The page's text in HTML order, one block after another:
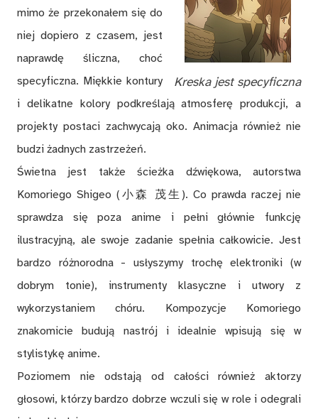
Kreska jest specyficzna
mimo że przekonałem się do
niej dopiero z czasem, jest
naprawdę śliczna, choć
specyficzna. Miękkie kontury
i delikatne kolory podkreślają atmosferę produkcji, a
projekty postaci zachwycają oko. Animacja również nie
budzi żadnych zastrzeżeń.
Świetna jest także ścieżka dźwiękowa, autorstwa
Komoriego Shigeo (小森 茂生). Co prawda raczej nie
sprawdza się poza anime i pełni głównie funkcję
ilustracyjną, ale swoje zadanie spełnia całkowicie. Jest
bardzo różnorodna - usłyszymy trochę elektroniki (w
dobrym tonie), instrumenty klasyczne i utwory z
wykorzystaniem chóru. Kompozycje Komoriego
znakomicie budują nastrój i idealnie wpisują się w
stylistykę anime.
Poziomem nie odstają od całości również aktorzy
głosowi, którzy bardzo dobrze wczuli się w role i odegrali